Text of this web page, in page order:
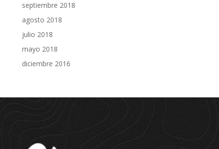
septiembre 2018
agosto 2018
julio 2018
mayo 2018
diciembre 2016